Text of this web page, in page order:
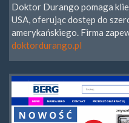
Doktor Durango pomaga
USA, oferując dostęp do
amerykańskiego. Firma
doktordurango.pl